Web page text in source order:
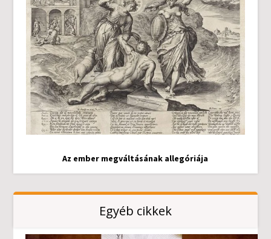
Az ember megváltásának allegóriája
Egyéb cikkek